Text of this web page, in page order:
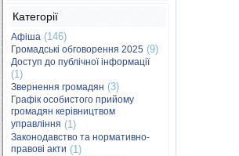
Категорії
Афіша (146)
Громадські обговорення 2025 (9)
Доступ до публічної інформації
(1)
Звернення громадян (3)
Графік особистого прийому
громадян керівництвом
управління (1)
Законодавство та нормативно-
правові акти (1)